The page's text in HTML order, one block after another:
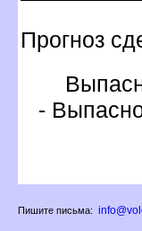
Прогноз
-
Пишите письма: